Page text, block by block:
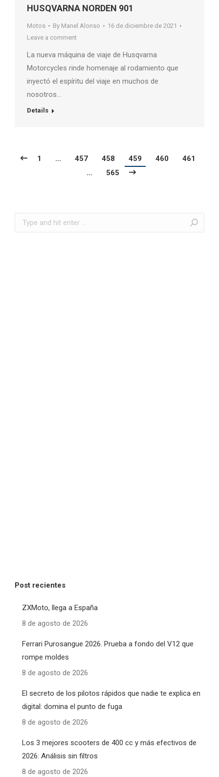
HUSQVARNA NORDEN 901
Motos By Manel Alonso
16 de diciembre de 2021
Leave a comment
La nueva máquina de viaje de Husqvarna
Motorcycles rinde homenaje al rodamiento que
inyectó el espíritu del viaje en muchos de
nosotros…
Details
1 … 457 458 459 460
461
…
565
Search:
Post recientes
ZXMoto, llega a España
8 de agosto de 2026
Ferrari Purosangue 2026. Prueba a fondo del V12 que
rompe moldes
8 de agosto de 2026
El secreto de los pilotos rápidos que nadie te explica en
digital: domina el punto de fuga
8 de agosto de 2026
Los 3 mejores scooters de 400 cc y más efectivos de
2026: Análisis sin filtros
8 de agosto de 2026